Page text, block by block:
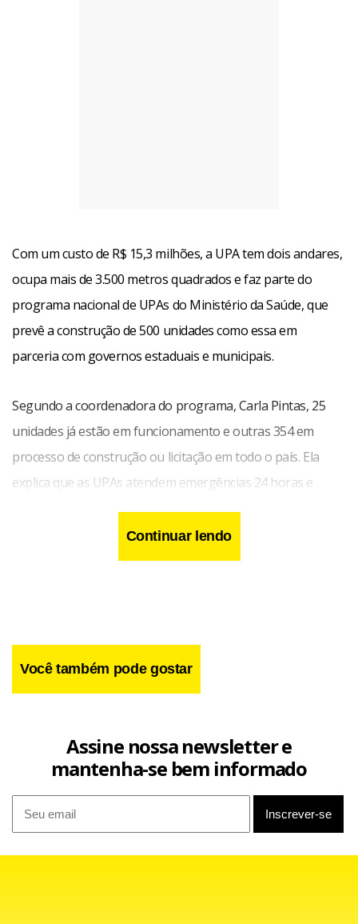
Com um custo de R$ 15,3 milhões, a UPA tem dois andares,
ocupa mais de 3.500 metros quadrados e faz parte do
programa nacional de UPAs do Ministério da Saúde, que
prevê a construção de 500 unidades como essa em
parceria com governos estaduais e municipais.
Segundo a coordenadora do programa, Carla Pintas, 25
unidades já estão em funcionamento e outras 354 em
processo de construção ou licitação em todo o país. Ela
explica que as UPAs atendem emergências 24 horas e
servem para desafogar os grandes hospitais.
Continuar lendo
Você também pode gostar
Assine nossa newsletter e
mantenha-se bem informado